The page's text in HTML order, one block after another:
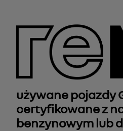
używane pojazdy
certyfikowane z
benzynowym lub